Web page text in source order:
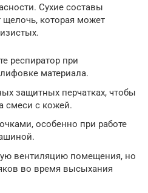
Сухие составы
которая может
респиратор при
материала.
защитных перчатках, чтобы
смеси с кожей.
особенно при работе
вентиляцию помещения, но
во время высыхания